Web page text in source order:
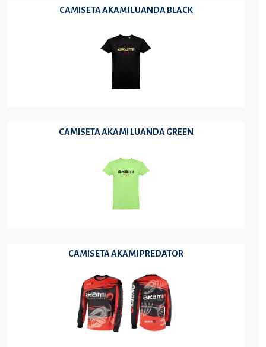
CAMISETA AKAMI LUANDA BLACK
CAMISETA AKAMI LUANDA GREEN
CAMISETA AKAMI PREDATOR